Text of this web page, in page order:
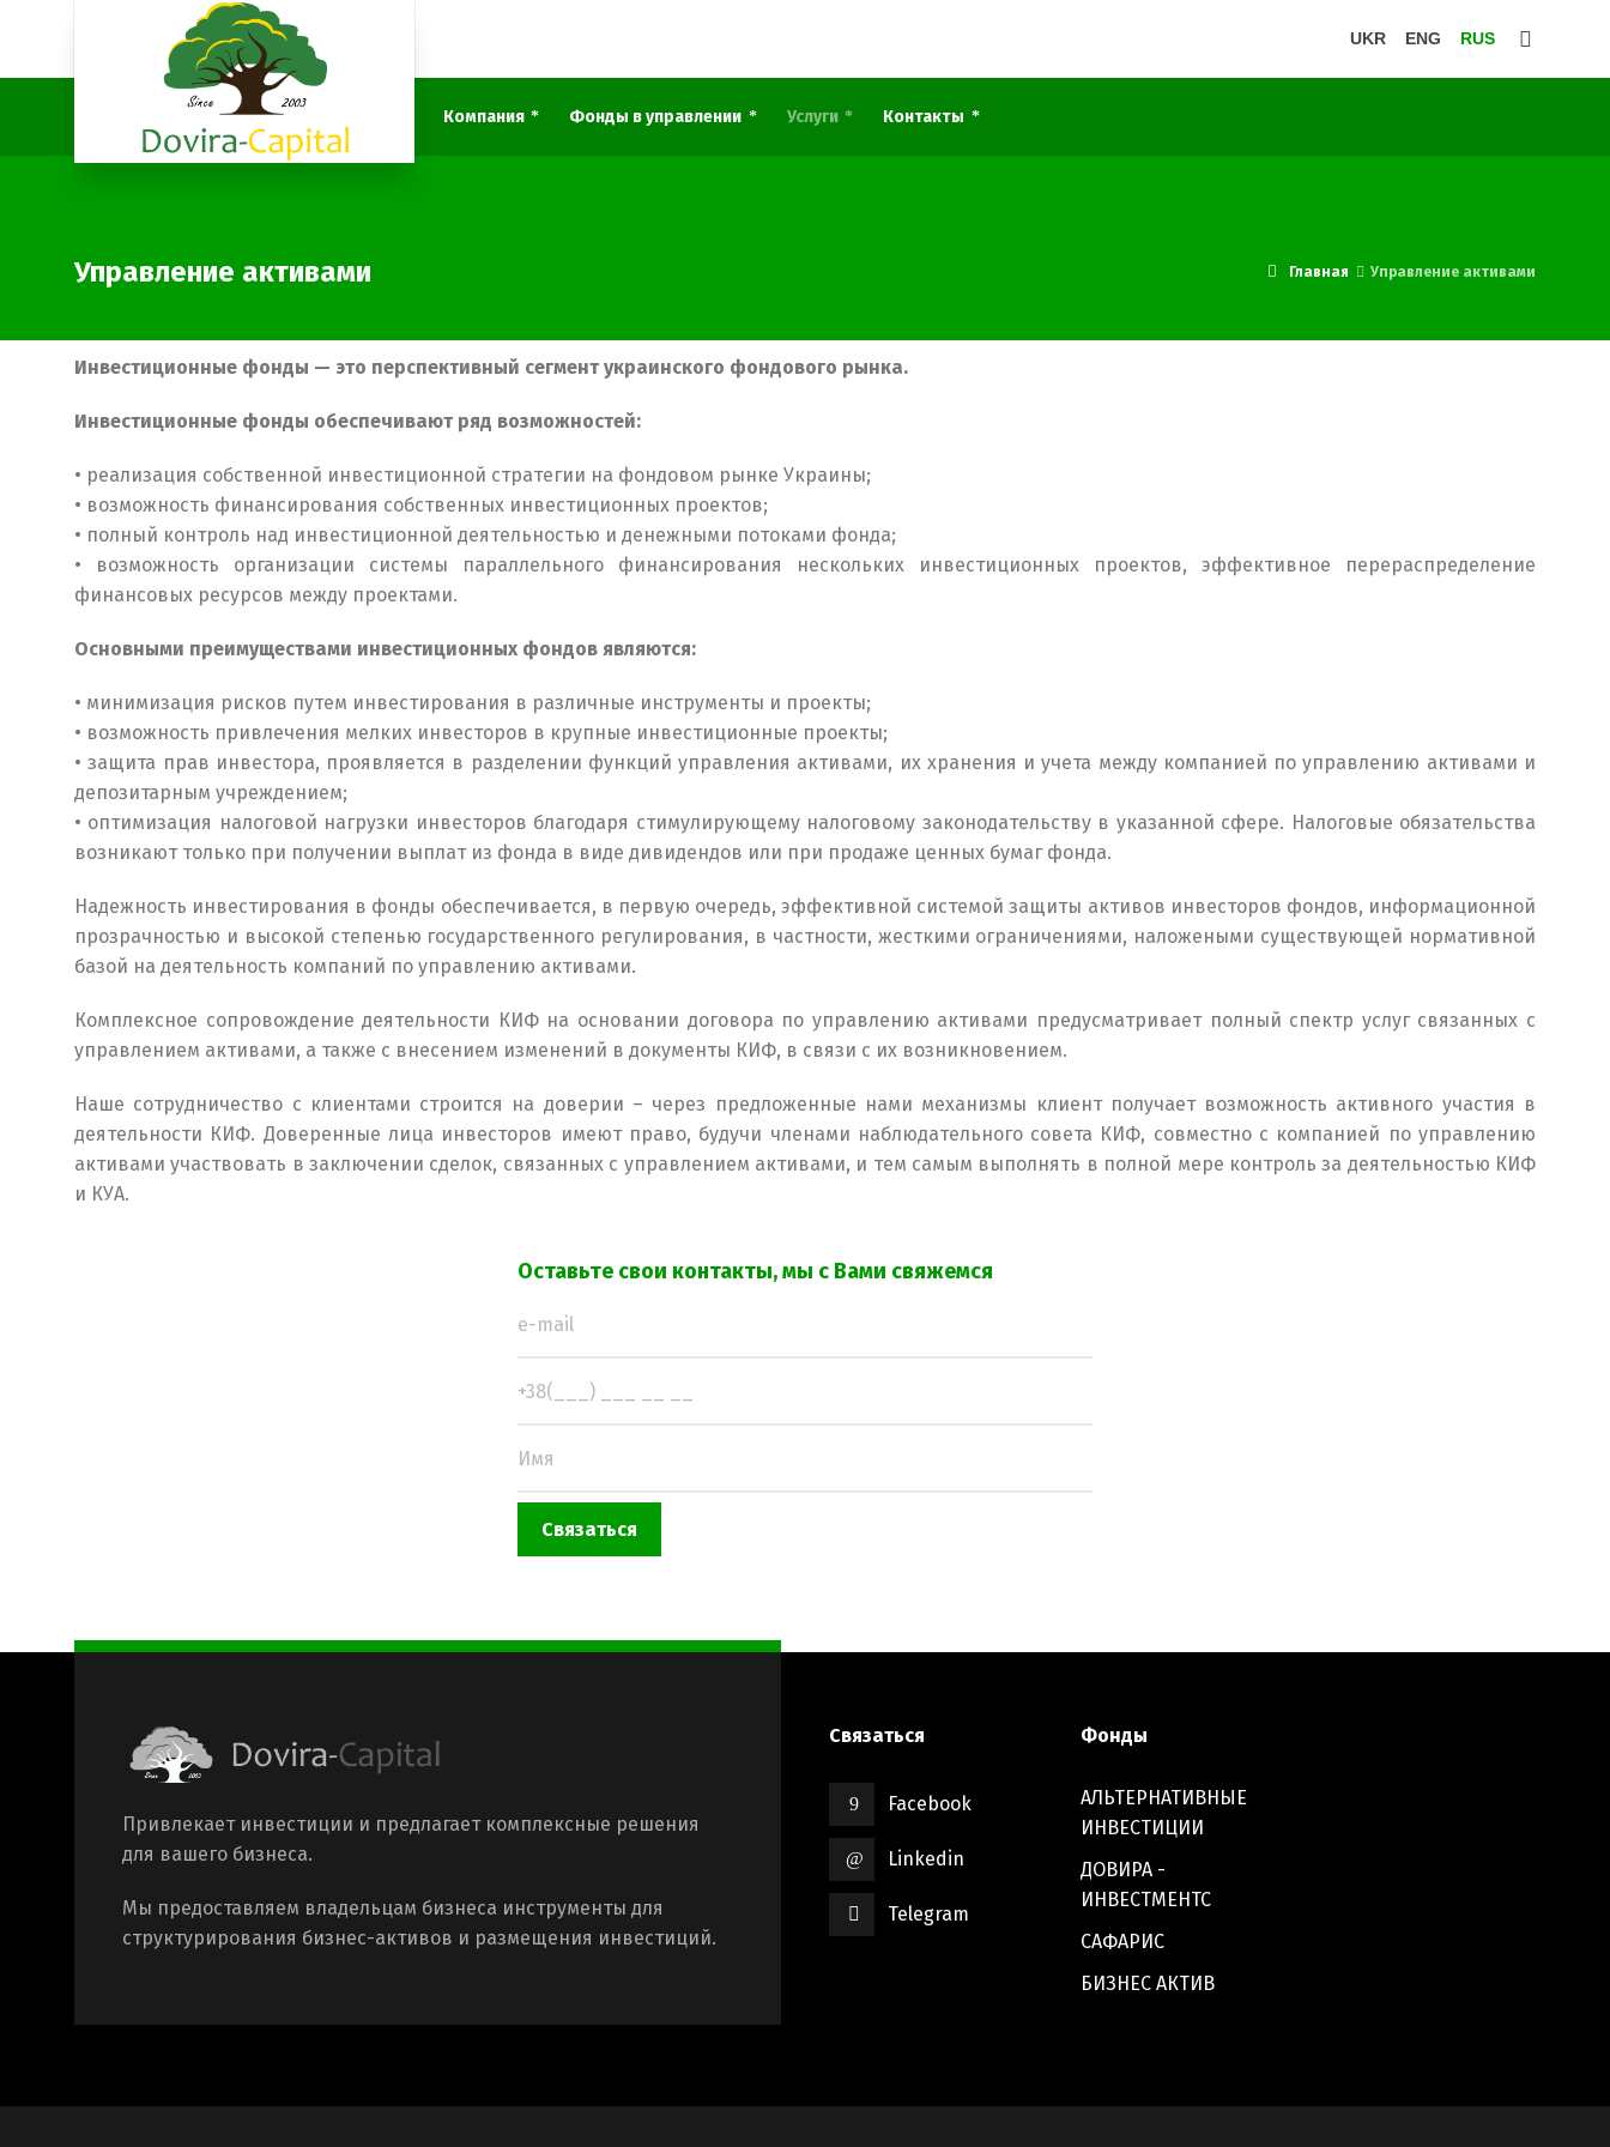
UKR ENG RUS
Компания Фонды в управлении Услуги Контакты
Управление активами Главная Управление активами
Инвестиционные фонды — это перспективный сегмент украинского фондового рынка.
Инвестиционные фонды обеспечивают ряд возможностей:
• реализация собственной инвестиционной стратегии на фондовом рынке Украины;
• возможность финансирования собственных инвестиционных проектов;
• полный контроль над инвестиционной деятельностью и денежными потоками фонда;
• возможность организации системы параллельного финансирования нескольких инвестиционных проектов, эффективное перераспределение
финансовых ресурсов между проектами.
Основными преимуществами инвестиционных фондов являются:
• минимизация рисков путем инвестирования в различные инструменты и проекты;
• возможность привлечения мелких инвесторов в крупные инвестиционные проекты;
• защита прав инвестора, проявляется в разделении функций управления активами, их хранения и учета между компанией по управлению активами и
депозитарным учреждением;
• оптимизация налоговой нагрузки инвесторов благодаря стимулирующему налоговому законодательству в указанной сфере. Налоговые обязательства
возникают только при получении выплат из фонда в виде дивидендов или при продаже ценных бумаг фонда.
Надежность инвестирования в фонды обеспечивается, в первую очередь, эффективной системой защиты активов инвесторов фондов, информационной
прозрачностью и высокой степенью государственного регулирования, в частности, жесткими ограничениями, наложеными существующей нормативной
базой на деятельность компаний по управлению активами.
Комплексное сопровождение деятельности КИФ на основании договора по управлению активами предусматривает полный спектр услуг связанных с
управлением активами, а также с внесением изменений в документы КИФ, в связи с их возникновением.
Наше сотрудничество с клиентами строится на доверии – через предложенные нами механизмы клиент получает возможность активного участия в
деятельности КИФ. Доверенные лица инвесторов имеют право, будучи членами наблюдательного совета КИФ, совместно с компанией по управлению
активами участвовать в заключении сделок, связанных с управлением активами, и тем самым выполнять в полной мере контроль за деятельностью КИФ
и КУА.
Оставьте свои контакты, мы с Вами свяжемся
Привлекает инвестиции и предлагает комплексные решения
для вашего бизнеса.
Мы предоставляем владельцам бизнеса инструменты для
структурирования бизнес-активов и размещения инвестиций.
Связаться
Facebook
Linkedin
Telegram
Фонды
АЛЬТЕРНАТИВНЫЕ
ИНВЕСТИЦИИ
ДОВИРА -
ИНВЕСТМЕНТС
САФАРИС
БИЗНЕС АКТИВ
Українська